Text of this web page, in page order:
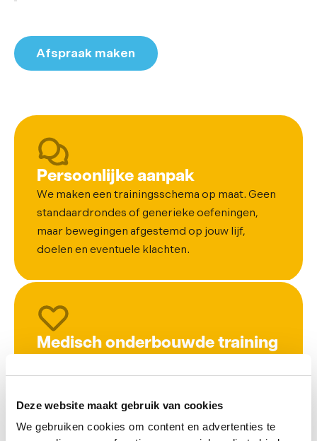
Deze website maakt gebruik van cookies
We gebruiken cookies om content en advertenties te
Afspraak maken
Persoonlijke aanpak
We maken een trainingsschema op maat. Geen
standaardrondes of generieke oefeningen,
maar bewegingen afgestemd op jouw lijf,
doelen en eventuele klachten.
Medisch onderbouwde training
fysiotherapeuten of trainers die samenwerken
met het behandelteam. Je traint dus veilig,